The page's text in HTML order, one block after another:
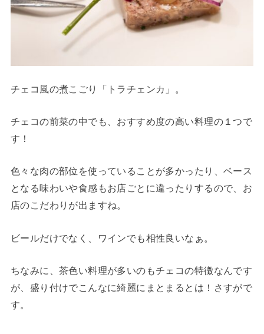
チェコ風の煮こごり「トラチェンカ」。
チェコの前菜の中でも、おすすめ度の高い料理の１つで
す！
色々な肉の部位を使っていることが多かったり、ベース
となる味わいや食感もお店ごとに違ったりするので、お
店のこだわりが出ますね。
ビールだけでなく、ワインでも相性良いなぁ。
ちなみに、茶色い料理が多いのもチェコの特徴なんです
が、盛り付けでこんなに綺麗にまとまるとは！さすがで
す。